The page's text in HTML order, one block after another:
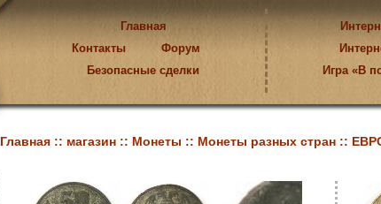
Главная
Контакты
Форум
Безопасные сделки
Игра «В
Главная :: магазин :: Монеты :: Монеты разных стран ::